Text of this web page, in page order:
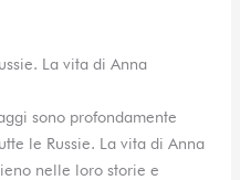
La vita di Anna
sono profondamente
le Russie. La vita di Anna
nelle loro storie e